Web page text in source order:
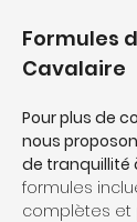
Formules
Cavalaire
Pour plus de
nous
de tranquillité
formules
complètes et